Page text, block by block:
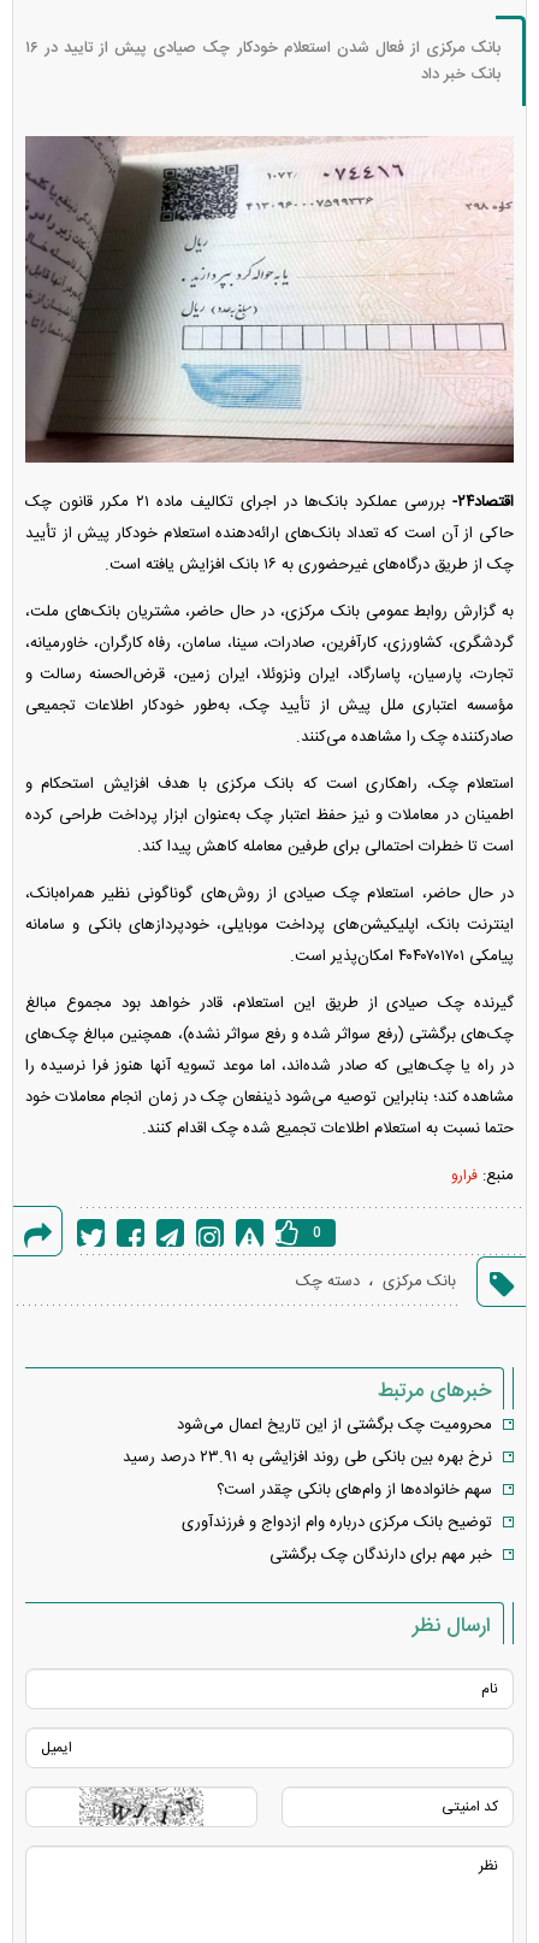
بانک مرکزی از فعال شدن استعلام خودکار چک صیادی پیش از تایید در ۱۶
بانک خبر داد
اقتصاد۲۴-
بررسی عملکرد بانک‌ها در اجرای تکالیف ماده ۲۱ مکرر قانون چک
حاکی از آن است که تعداد بانک‌های ارائه‌دهنده استعلام خودکار پیش از تأیید
چک از طریق درگاه‌های غیرحضوری به ۱۶ بانک افزایش یافته است.
به گزارش روابط عمومی بانک مرکزی، در حال حاضر، مشتریان بانک‌های ملت،
گردشگری، کشاورزی، کارآفرین، صادرات، سینا، سامان، رفاه کارگران، خاورمیانه،
تجارت، پارسیان، پاسارگاد، ایران ونزوئلا، ایران زمین، قرض‌الحسنه رسالت و
مؤسسه اعتباری ملل پیش از تأیید چک، به‌طور خودکار اطلاعات تجمیعی
صادرکننده چک را مشاهده می‌کنند.
استعلام چک، راهکاری است که بانک مرکزی با هدف افزایش استحکام و
اطمینان در معاملات و نیز حفظ اعتبار چک به‌عنوان ابزار پرداخت طراحی کرده
است تا خطرات احتمالی برای طرفین معامله کاهش پیدا کند.
در حال حاضر، استعلام چک صیادی از روش‌های گوناگونی نظیر همراه‌بانک،
اینترنت بانک، اپلیکیشن‌های پرداخت موبایلی، خودپرداز‌های بانکی و سامانه
پیامکی ۴۰۴۰۷۰۱۷۰۱ امکان‌پذیر است.
گیرنده چک صیادی از طریق این استعلام، قادر خواهد بود مجموع مبالغ
چک‌های برگشتی (رفع سواثر شده و رفع سواثر نشده)، همچنین مبالغ چک‌های
در راه یا چک‌هایی که صادر شده‌اند، اما موعد تسویه آنها هنوز فرا نرسیده را
مشاهده کند؛ بنابراین توصیه می‌شود ذینفعان چک در زمان انجام معاملات خود
حتما نسبت به استعلام اطلاعات تجمیع شده چک اقدام کنند.
منبع: فرارو
خطا
0
بانک مرکزی ، دسته چک
خبرهای مرتبط
محرومیت چک برگشتی از این تاریخ اعمال می‌شود
نرخ بهره بین بانکی طی روند افزایشی به ۲۳.۹۱ درصد رسید
سهم خانواده‌ها از وام‌های بانکی چقدر است؟
توضیح بانک مرکزی درباره وام ازدواج و فرزندآوری
خبر مهم برای دارندگان چک برگشتی
ارسال نظر